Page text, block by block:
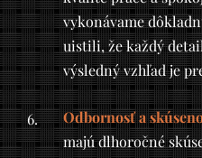
vykonávame
uistili, že každý
výsledný vzhľad je
Odbornosť a
majú dlhoročné